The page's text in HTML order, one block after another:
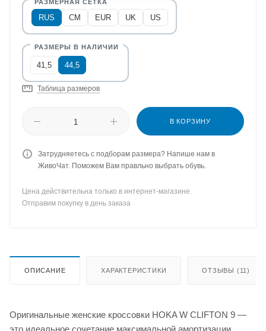
RUS CM EUR UK US
41,5 44,5
Таблица размеров
В КОРЗИНУ
Затрудняетесь с подборам размера? Напише нам в
ЖивоЧат. Поможем Вам правльно выбрать обувь.
Цена действительна только в интернет-магазине.
Отправим покупку в день заказа
ОПИСАНИЕ ХАРАКТЕРИСТИКИ ОТЗЫВЫ (11)
Оригинальные женские кроссовки HOKA W CLIFTON 9 —
это идеальное сочетание максимальной амортизации,